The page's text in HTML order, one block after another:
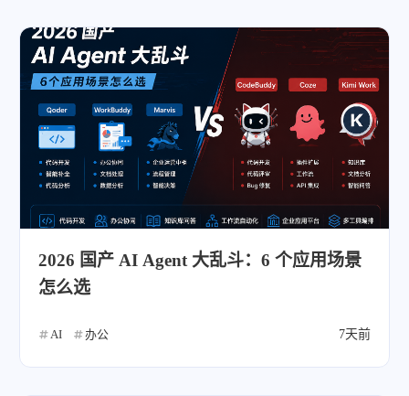
2026 国产 AI Agent 大乱斗：6 个应用场景
怎么选
AI 办公 7天前